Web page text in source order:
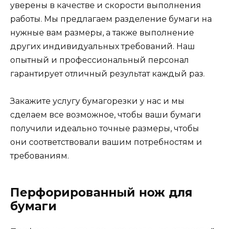
уверены в качестве и скорости выполнения
работы. Мы предлагаем разделение бумаги на
нужные вам размеры, а также выполнение
других индивидуальных требований. Наш
опытный и профессиональный персонал
гарантирует отличный результат каждый раз.
Закажите услугу бумагорезки у нас и мы
сделаем все возможное, чтобы ваши бумаги
получили идеально точные размеры, чтобы
они соответствовали вашим потребностям и
требованиям.
Перфорированный нож для
бумаги